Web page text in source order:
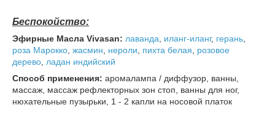
Беспокойство:
Эфирные Масла Vivasan: лаванда иланг-иланг, герань
роза Марокко жасмин нероли пихта белая
розовое
дерево ладан индийский
Способ применения: аромалампа / диффузор, ванны,
массаж, массаж рефлекторных зон стоп, ванны для ног,
нюхательные пузырьки, 1 - 2 капли на носовой платок